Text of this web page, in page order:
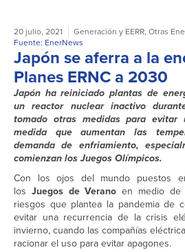
20 julio, 2021 Generación y EERR, Otras
Fuente: EnerNews
Japón se aferra a la
Planes ERNC a 2030
Japón ha reiniciado plantas de
un reactor nuclear inactivo
tomado otras medidas para evitar
medida que aumentan las
demanda de enfriamiento,
comienzan los Juegos Olímpicos.
Con los ojos del mundo puestos
los Juegos de Verano en medio de
riesgos que plantea la pandemia de
evitar una recurrencia de la crisis
invierno, cuando las compañías
racionar el uso para evitar apagones.